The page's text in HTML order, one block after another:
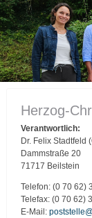
Herzog-
Verantwortlich:
Dr. Felix Stadtfeld
Dammstraße 20
71717 Beilstein
Telefon: (0 70 62)
Telefax: (0 70 62)
E-Mail: